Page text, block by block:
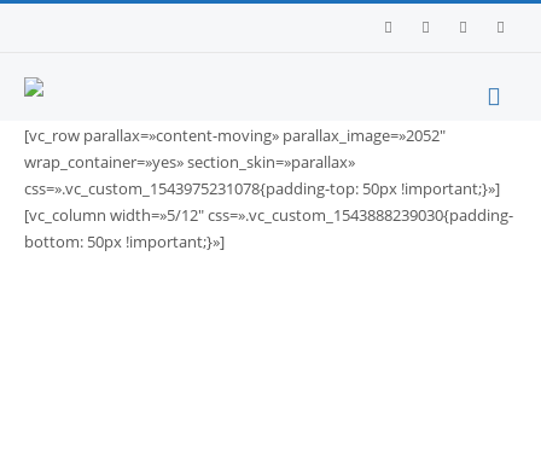
[vc_row parallax=»content-moving» parallax_image=»2052″
wrap_container=»yes» section_skin=»parallax»
css=».vc_custom_1543975231078{padding-top: 50px !important;}»]
[vc_column width=»5/12″ css=».vc_custom_1543888239030{padding-
bottom: 50px !important;}»]